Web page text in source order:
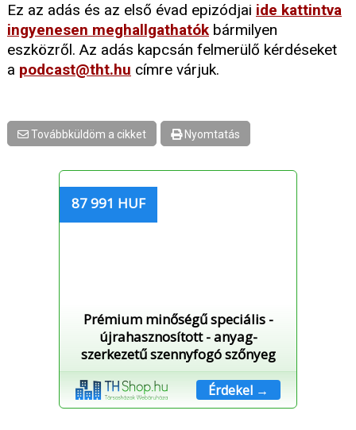
Ez az adás és az első évad epizódjai ide kattintva
ingyenesen meghallgathatók bármilyen
eszközről. Az adás kapcsán felmerülő kérdéseket
a podcast@tht.hu címre várjuk.
Továbbküldöm a cikket Nyomtatás
87 991 HUF
Prémium minőségű speciális -
újrahasznosított - anyag-
szerkezetű szennyfogó szőnyeg
Érdekel →